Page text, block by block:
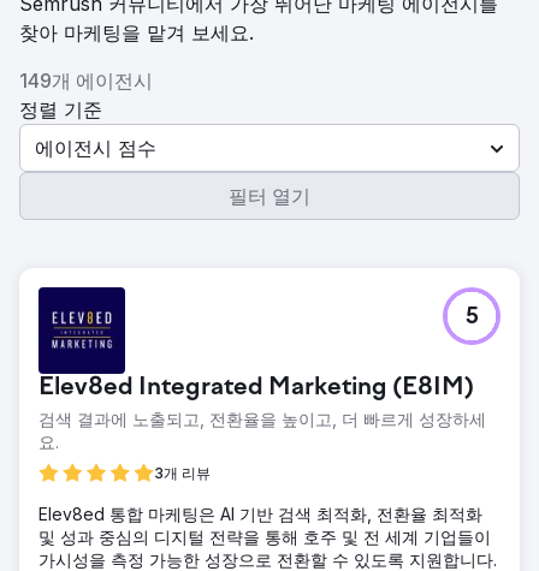
찾아 마케팅을 맡겨 보세요.
149개 에이전시
정렬 기준
에이전시 점수
필터 열기
Elev8ed Integrated Marketing (E8IM)
검색 결과에 노출되고, 전환율을 높이고, 더 빠르게 성장하세
요.
3개 리뷰
5
Elev8ed 통합 마케팅은 AI 기반 검색 최적화, 전환율 최적화
및 성과 중심의 디지털 전략을 통해 호주 및 전 세계 기업들이
가시성을 측정 가능한 성장으로 전환할 수 있도록 지원합니다.